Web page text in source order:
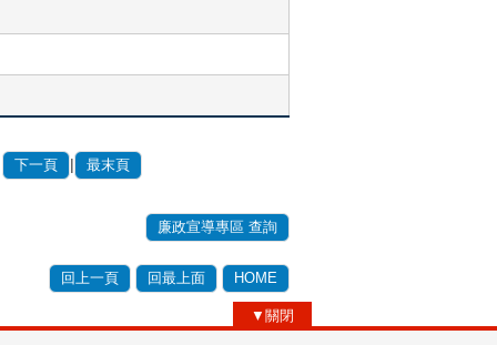
下一頁 | 最末頁
廉政宣導專區 查詢
回上一頁 回最上面 HOME
▼關閉